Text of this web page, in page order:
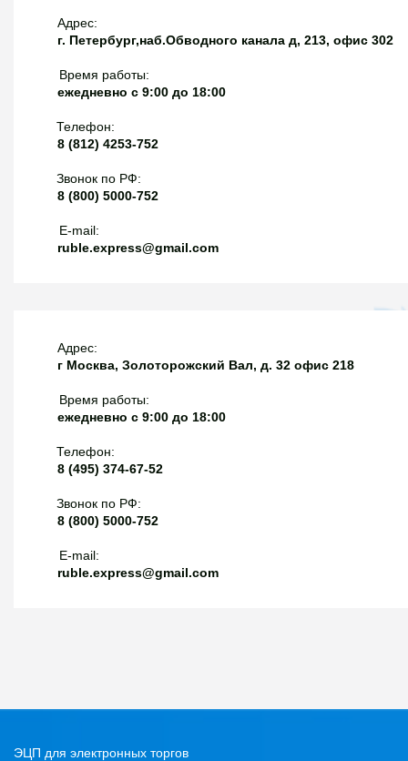
Адрес:
г. Петербург,наб.Обводного канала д, 213, офис 302
Время работы:
ежедневно с 9:00 до 18:00
Телефон:
8 (812) 4253-752
Звонок по РФ:
8 (800) 5000-752
E-mail:
ruble.express@gmail.com
Адрес:
г Москва, Золоторожский Вал, д. 32 офис 218
Время работы:
ежедневно с 9:00 до 18:00
Телефон:
8 (495) 374-67-52
Звонок по РФ:
8 (800) 5000-752
E-mail:
ruble.express@gmail.com
ЭЦП для электронных торгов